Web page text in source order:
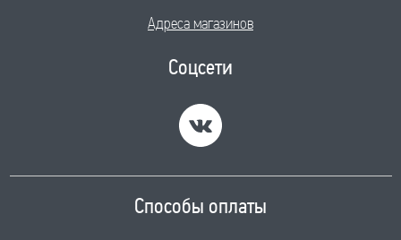
Адреса магазинов
Соцсети
Способы оплаты